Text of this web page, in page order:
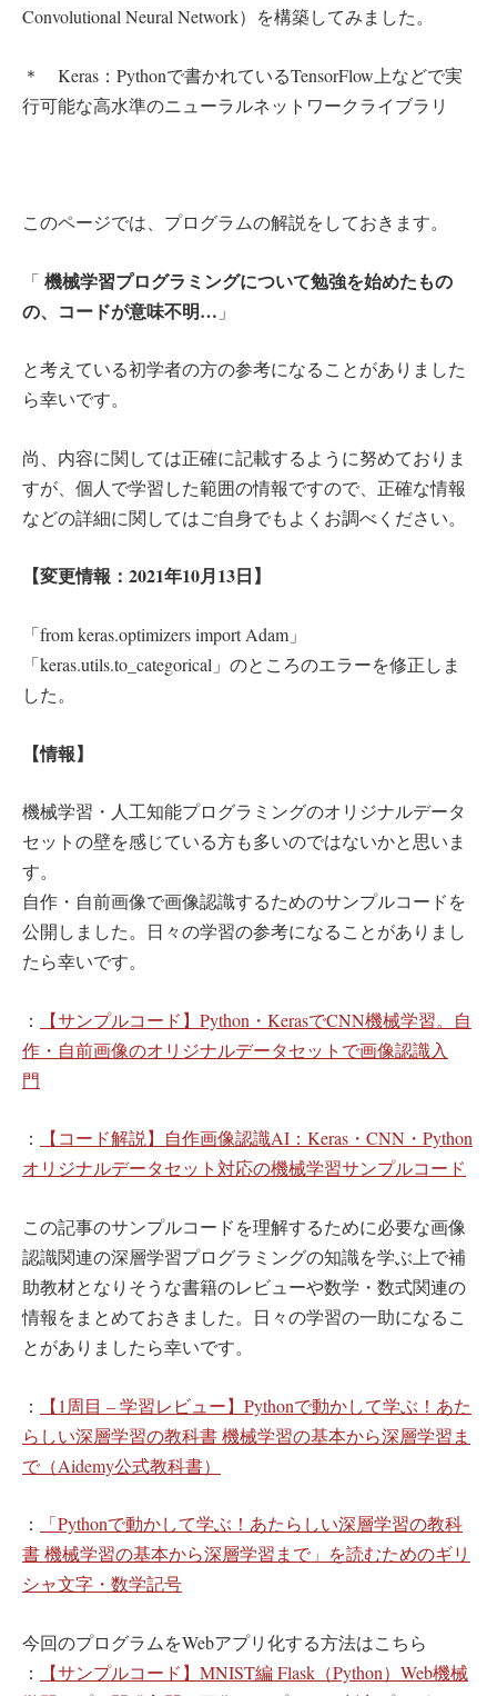
Convolutional Neural Network）を構築してみました。
＊ Keras：Pythonで書かれているTensorFlow上などで実
行可能な高水準のニューラルネットワークライブラリ
このページでは、プログラムの解説をしておきます。
「 機械学習プログラミングについて勉強を始めたもの
の、コードが意味不明… 」
と考えている初学者の方の参考になることがありました
ら幸いです。
尚、内容に関しては正確に記載するように努めておりま
すが、個人で学習した範囲の情報ですので、正確な情報
などの詳細に関してはご自身でもよくお調べください。
【変更情報：2021年10月13日】
「from keras.optimizers import Adam」
「keras.utils.to_categorical」のところのエラーを修正しま
した。
【情報】
機械学習・人工知能プログラミングのオリジナルデータ
セットの壁を感じている方も多いのではないかと思いま
す。
自作・自前画像で画像認識するためのサンプルコードを
公開しました。日々の学習の参考になることがありまし
たら幸いです。
：
【サンプルコード】Python・KerasでCNN機械学習。自
作・自前画像のオリジナルデータセットで画像認識入
門
：
【コード解説】自作画像認識AI：Keras・CNN・Python
オリジナルデータセット対応の機械学習サンプルコード
この記事のサンプルコードを理解するために必要な画像
認識関連の深層学習プログラミングの知識を学ぶ上で補
助教材となりそうな書籍のレビューや数学・数式関連の
情報をまとめておきました。日々の学習の一助になるこ
とがありましたら幸いです。
：
【1周目 – 学習レビュー】Pythonで動かして学ぶ！あた
らしい深層学習の教科書 機械学習の基本から深層学習ま
で（Aidemy公式教科書）
：
「Pythonで動かして学ぶ！あたらしい深層学習の教科
書 機械学習の基本から深層学習まで」を読むためのギリ
シャ文字・数学記号
今回のプログラムをWebアプリ化する方法はこちら
：
【サンプルコード】MNIST編 Flask（Python）Web機械